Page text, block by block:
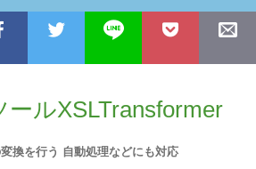
ルXSLTransformer
換を行う 自動処理などにも対応